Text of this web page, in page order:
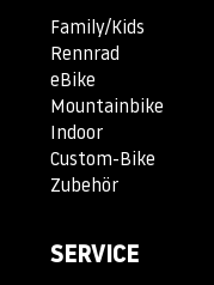
Family/Kids
Rennrad
eBike
Mountainbike
Indoor
Custom-Bike
Zubehör
SERVICE